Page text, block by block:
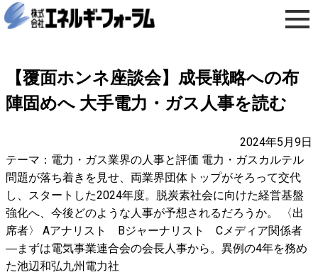
【覆面ホンネ座談会】成長戦略への布
陣固めへ 大手電力・ガス人事を読む
2024年5月9日
テーマ：電力・ガス業界の人事と評価 電力・ガスカルテル
問題が落ち着きを見せ、両業界団体トップがそろって交代
し、スタートした2024年度。脱炭素社会に向けた経営基盤
強化へ、今後どのような人事が予想されるだろうか。 〈出
席者〉 Aアナリスト Bジャーナリスト Cメディア関係者
―まずは電気事業連合会の会長人事から。異例の4年を務め
た池辺和弘九州電力社